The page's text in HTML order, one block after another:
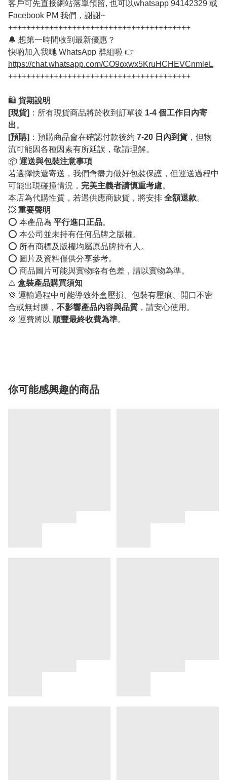
客戶可先直接網站落單預留, 也可以whatsapp 94142329 或
Facebook PM 我們，謝謝~
++++++++++++++++++++++++++++++++++++++++
🔔 想第一時間收到最新優惠？
快啲加入我哋 WhatsApp 群組啦 👉
https://chat.whatsapp.com/CO9oxwx5KruHCHEVCnmleL
++++++++++++++++++++++++++++++++++++++++
🛍️ 貨期說明
[現貨] ：所有現貨商品將於收到訂單後 1-4 個工作日內寄
出。
[預購] ：預購商品會在確認付款後約 7-20 日內到貨，但物
流可能因各種因素有所延誤，敬請理解。
📦 運送與包裝注意事項
若選擇快遞寄送，我們會盡力做好包裝保護，但運送過程中
可能出現碰撞情況， 完美主義者請慎重考慮。
本店為代購性質，若遇供應商缺貨，將安排 全額退款。
💥 重要聲明
⭕️ 本產品為 平行進口正品。
⭕️ 本公司並未持有任何品牌之版權。
⭕️ 所有商標及版權均屬原品牌持有人。
⭕️ 圖片及資料僅供分享參考。
⭕️ 商品圖片可能與實物略有色差，請以實物為準。
⚠️ 盒裝產品購買須知
💢 運輸過程中可能導致外盒壓損、包裝有壓痕、開口不密
合或無封膜， 不影響產品內容與品質 ，請安心使用。
💢 運費將以 順豐最終收費為準。
你可能感興趣的商品